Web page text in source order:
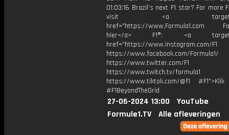
01:03:16 Brazil’s next F1 star? For more
visit <a
href="https://www.Formula1.com
hier</a> F1®: <a
href="https://www.instagram.com/F1
https://www.facebook.com/Formula1/
https://www.twitter.com/F1
https://www.twitch.tv/formula1
https://www.tiktok.com/@f1
#F1BeyondTheGrid
27-06-2024 13:00
YouTube
Formule1.TV
Alle afleveringen